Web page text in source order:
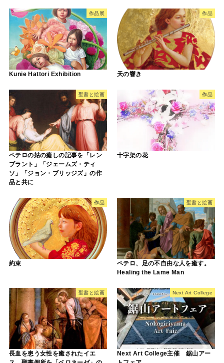
作品展
Kunie Hattori Exhibition
作品
天の響き
聖書と絵画
ペテロの姑の癒しの記事を「レン
ブラント」「ジェームズ・ティ
ソ」「ジョン・ブリッジズ」の作
品と共に
作品
十字架の花
作品
約束
聖書と絵画
ペテロ、足の不自由な人を癒す。
Healing the Lame Man
聖書と絵画
長血を患う女性を癒されたイエ
Next Art College
Next Art College主催 鋸山アー